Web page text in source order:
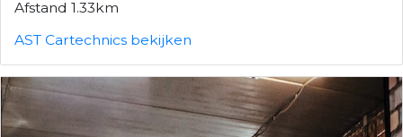
Afstand 1.33km
AST Cartechnics bekijken